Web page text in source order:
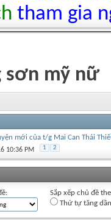
tham gia
sơn mỹ nữ
mới của t/g Mai Can Thái
10:36 PM 1 2
Sắp xếp chủ đề
Thứ tự tăng dần